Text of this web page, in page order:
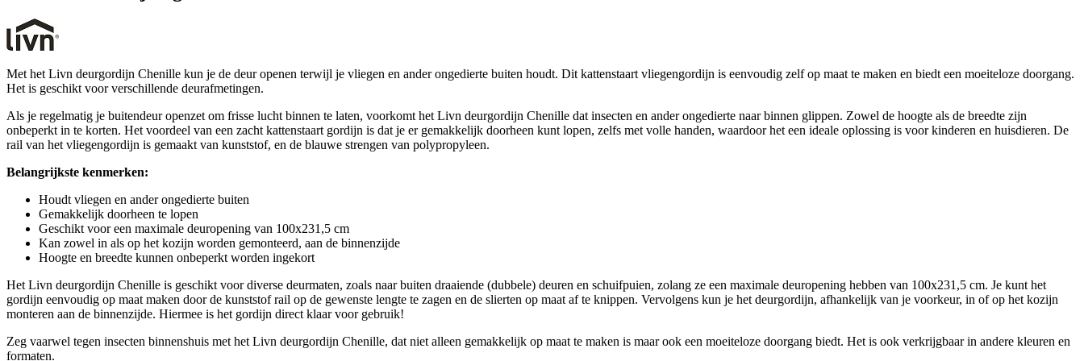
Met het Livn deurgordijn Chenille kun je de deur openen terwijl je vliegen en ander ongedierte buiten houdt. Dit kattenstaart vliegengordijn is eenvoudig zelf op maat te maken en biedt een moeiteloze doorgang.
Het is geschikt voor verschillende deurafmetingen.
Als je regelmatig je buitendeur openzet om frisse lucht binnen te laten, voorkomt het Livn deurgordijn Chenille dat insecten en ander ongedierte naar binnen glippen. Zowel de hoogte als de breedte zijn
onbeperkt in te korten. Het voordeel van een zacht kattenstaart gordijn is dat je er gemakkelijk doorheen kunt lopen, zelfs met volle handen, waardoor het een ideale oplossing is voor kinderen en huisdieren. De
rail van het vliegengordijn is gemaakt van kunststof, en de blauwe strengen van polypropyleen.
Belangrijkste kenmerken:
Houdt vliegen en ander ongedierte buiten
Gemakkelijk doorheen te lopen
Geschikt voor een maximale deuropening van 100x231,5 cm
Kan zowel in als op het kozijn worden gemonteerd, aan de binnenzijde
Hoogte en breedte kunnen onbeperkt worden ingekort
Het Livn deurgordijn Chenille is geschikt voor diverse deurmaten, zoals naar buiten draaiende (dubbele) deuren en schuifpuien, zolang ze een maximale deuropening hebben van 100x231,5 cm. Je kunt het
gordijn eenvoudig op maat maken door de kunststof rail op de gewenste lengte te zagen en de slierten op maat af te knippen. Vervolgens kun je het deurgordijn, afhankelijk van je voorkeur, in of op het kozijn
monteren aan de binnenzijde. Hiermee is het gordijn direct klaar voor gebruik!
Zeg vaarwel tegen insecten binnenshuis met het Livn deurgordijn Chenille, dat niet alleen gemakkelijk op maat te maken is maar ook een moeiteloze doorgang biedt. Het is ook verkrijgbaar in andere kleuren en
formaten.